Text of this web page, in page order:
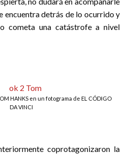
encuentra detrás de lo ocurrido y
cometa una catástrofe a nivel
HANKS en un fotograma de EL CÓDIGO
DA VINCI
coprotagonizaron la